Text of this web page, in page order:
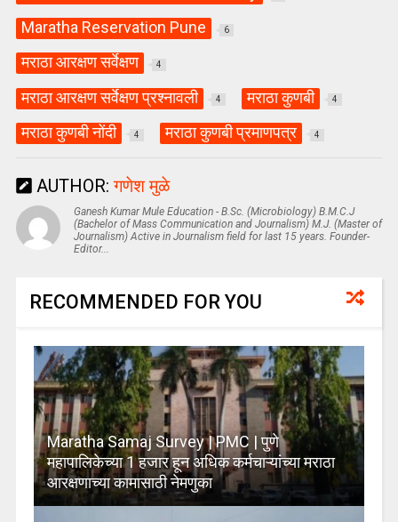
Maratha Reservation Pune 6
मराठा आरक्षण सर्वेक्षण 4
मराठा आरक्षण सर्वेक्षण प्रश्नावली 4 मराठा कुणबी 4
मराठा कुणबी नोंदी 4 मराठा कुणबी प्रमाणपत्र 4
AUTHOR:गणेश मुळे
Ganesh Kumar Mule Education - B.Sc. (Microbiology) B.M.C.J
(Bachelor of Mass Communication and Journalism) M.J. (Master of
Journalism) Active in Journalism field for last 15 years. Founder-
Editor...
RECOMMENDED FOR YOU
Maratha Samaj Survey | PMC | पुणे
महापालिकेच्या 1 हजार हून अधिक कर्मचाऱ्यांच्या मराठा
आरक्षणाच्या कामासाठी नेमणुका